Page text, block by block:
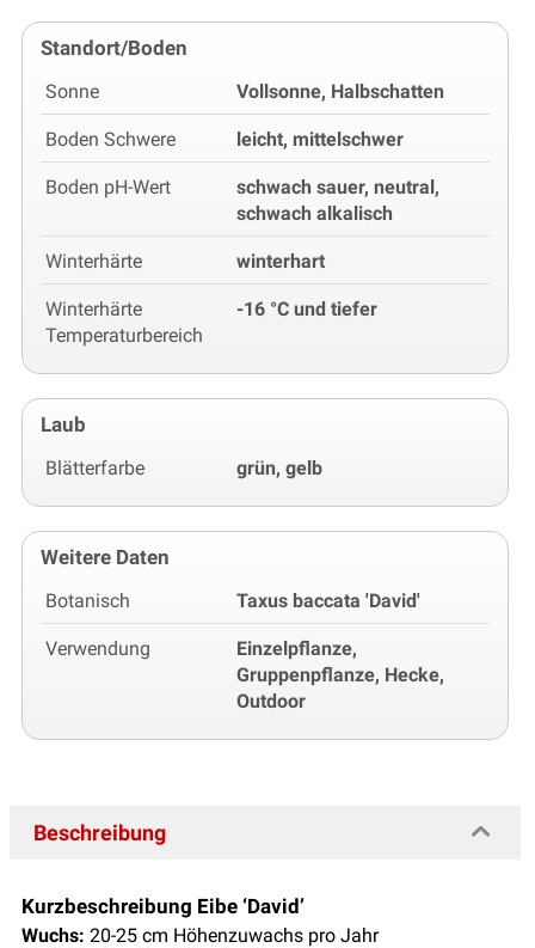
Standort/Boden
Sonne Vollsonne, Halbschatten
Boden Schwere leicht, mittelschwer
Boden pH-Wert
schwach sauer, neutral,
schwach alkalisch
Winterhärte winterhart
Winterhärte
Temperaturbereich
-16 °C und tiefer
Laub
Blätterfarbe grün, gelb
Weitere Daten
Botanisch Taxus baccata 'David'
Verwendung
Einzelpflanze,
Gruppenpflanze, Hecke,
Outdoor
Beschreibung
Kurzbeschreibung Eibe ‘David’
Wuchs: 20-25 cm Höhenzuwachs pro Jahr